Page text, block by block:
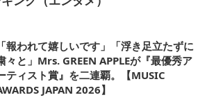
「報われて嬉しいです」「浮き足立たずに
々と」Mrs. GREEN APPLEが『最優秀ア
ティスト賞』を二連覇。【MUSIC
JAPAN 2026】